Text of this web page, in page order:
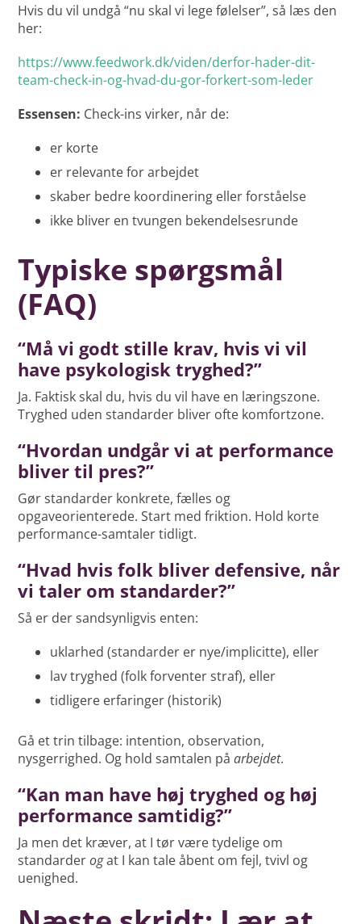
Hvis du vil undgå “nu skal vi lege følelser”, så læs den
her:
https://www.feedwork.dk/viden/derfor-hader-dit-
team-check-in-og-hvad-du-gor-forkert-som-leder
Essensen: Check-ins virker, når de:
er korte
er relevante for arbejdet
skaber bedre koordinering eller forståelse
ikke bliver en tvungen bekendelsesrunde
Typiske spørgsmål
(FAQ)
“Må vi godt stille krav, hvis vi vil
have psykologisk tryghed?”
Ja. Faktisk skal du, hvis du vil have en læringszone.
Tryghed uden standarder bliver ofte komfortzone.
“Hvordan undgår vi at performance
bliver til pres?”
Gør standarder konkrete, fælles og
opgaveorienterede. Start med friktion. Hold korte
performance-samtaler tidligt.
“Hvad hvis folk bliver defensive, når
vi taler om standarder?”
Så er der sandsynligvis enten:
uklarhed (standarder er nye/implicitte), eller
lav tryghed (folk forventer straf), eller
tidligere erfaringer (historik)
Gå et trin tilbage: intention, observation,
nysgerrighed. Og hold samtalen påarbejdet.
“Kan man have høj tryghed og høj
performance samtidig?”
Ja men det kræver, at I tør være tydelige om
standarderogat I kan tale åbent om fejl, tvivl og
uenighed.